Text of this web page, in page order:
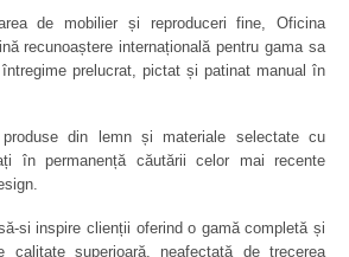
de mobilier și reproduceri fine, Oficina
recunoaștere internațională pentru gama sa
prelucrat, pictat și patinat manual în
din lemn și materiale selectate cu
în permanență căutării celor mai recente
si inspire clienții oferind o gamă completă și
calitate superioară, neafectată de trecerea